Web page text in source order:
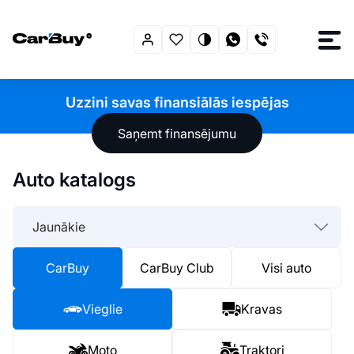
Uzzini savas finansiālās iespējas
Saņemt finansējumu
Auto katalogs
Jaunākie
CarBuy CarBuy Club Visi auto
Vieglie Kravas
Moto Traktori